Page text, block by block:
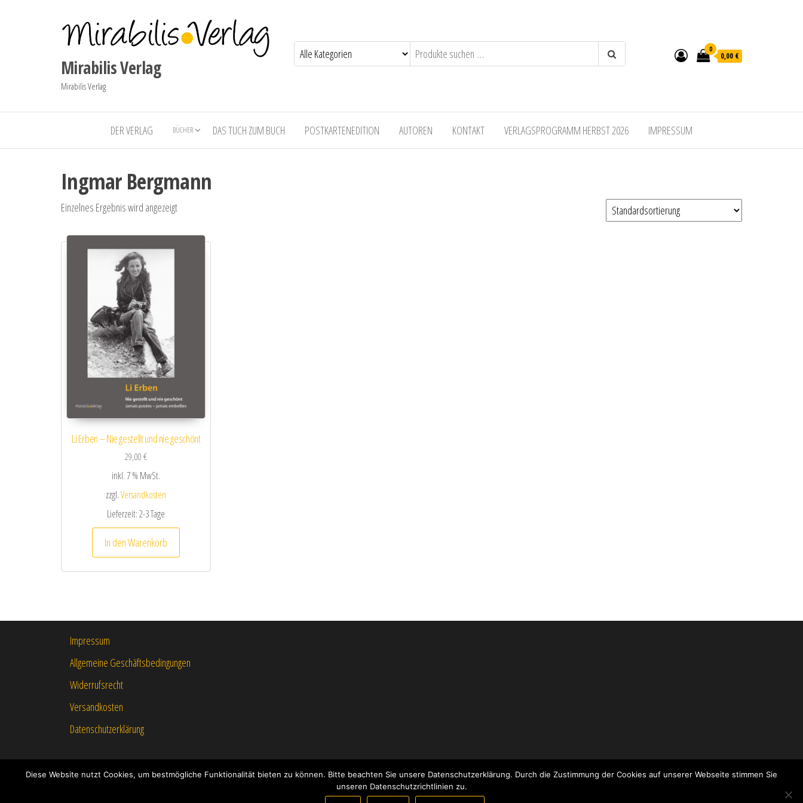
Mirabilis Verlag
Mirabilis Verlag
0
0,00 €
DER VERLAG BÜCHER DAS TUCH ZUM BUCH POSTKARTENEDITION AUTOREN KONTAKT VERLAGSPROGRAMM HERBST 2026 IMPRESSUM
Ingmar Bergmann
Einzelnes Ergebnis wird angezeigt
Li Erben – Nie gestellt und nie geschönt
29,00€
inkl. 7 % MwSt.
zzgl.Versandkosten
Lieferzeit:2-3 Tage
In den Warenkorb
Impressum
Allgemeine Geschäftsbedingungen
Widerrufsrecht
Versandkosten
Datenschutzerklärung
Stolz präsentiert von WordPress|Theme:Envo eCommerce
Diese Website nutzt Cookies, um bestmögliche Funktionalität bieten zu können. Bitte beachten Sie unsere Datenschutzerklärung. Durch die Zustimmung der Cookies auf unserer Webseite stimmen Sie
unseren Datenschutzrichtlinien zu.